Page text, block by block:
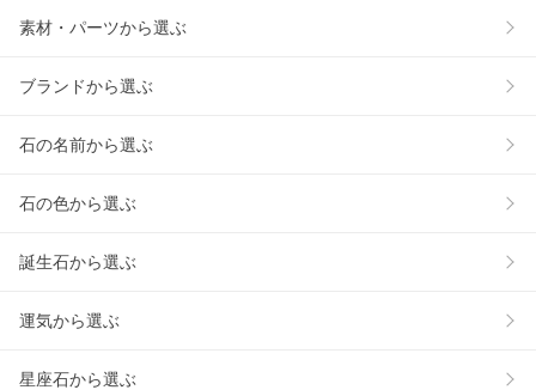
素材・パーツから選ぶ
ブランドから選ぶ
石の名前から選ぶ
石の色から選ぶ
誕生石から選ぶ
運気から選ぶ
星座石から選ぶ